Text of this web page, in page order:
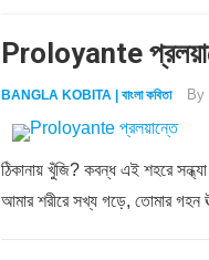
Proloyante
BANGLA KOBITA | বাংলা কবিতা By
ঠিকানায় খুঁজি? কবন্ধ এই শহরে
আমার শরীরে সখ্য গড়ে, তোমার